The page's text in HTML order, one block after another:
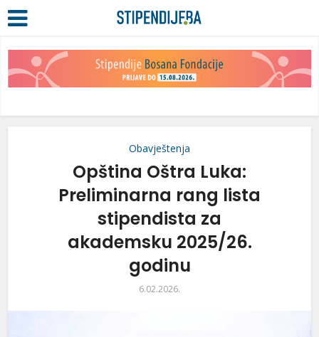
Obavještenja
Opština Oštra Luka:
Preliminarna rang lista
stipendista za
akademsku 2025/26.
godinu
6.02.2026.